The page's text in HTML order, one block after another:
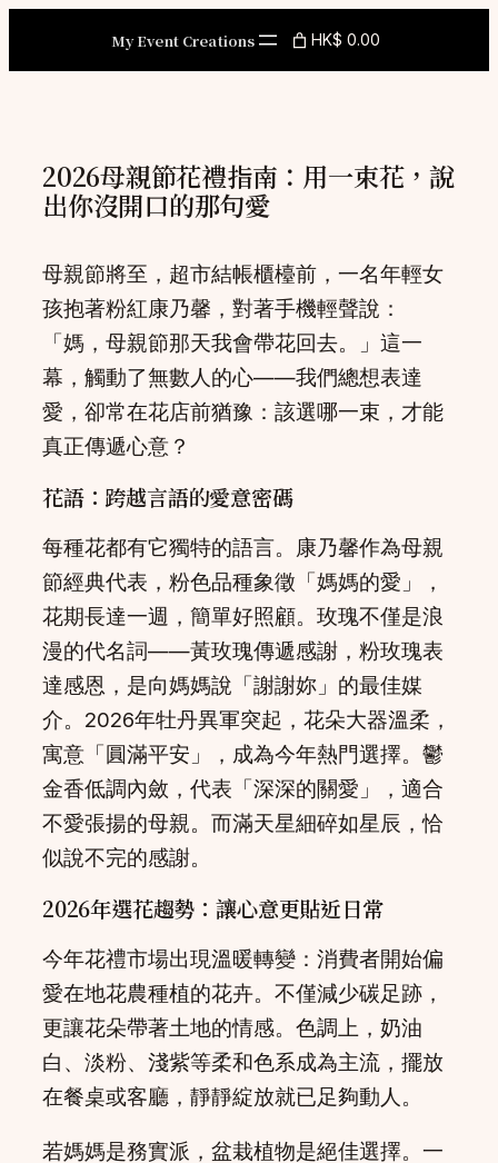
content
My Event Creations HK$ 0.00
2026母親節花禮指南：用一束花，說
出你沒開口的那句愛
母親節將至，超市結帳櫃檯前，一名年輕女
孩抱著粉紅康乃馨，對著手機輕聲說：
「媽，母親節那天我會帶花回去。」這一
幕，觸動了無數人的心——我們總想表達
愛，卻常在花店前猶豫：該選哪一束，才能
真正傳遞心意？
花語：跨越言語的愛意密碼
每種花都有它獨特的語言。康乃馨作為母親
節經典代表，粉色品種象徵「媽媽的愛」，
花期長達一週，簡單好照顧。玫瑰不僅是浪
漫的代名詞——黃玫瑰傳遞感謝，粉玫瑰表
達感恩，是向媽媽說「謝謝妳」的最佳媒
介。2026年牡丹異軍突起，花朵大器溫柔，
寓意「圓滿平安」，成為今年熱門選擇。鬱
金香低調內斂，代表「深深的關愛」，適合
不愛張揚的母親。而滿天星細碎如星辰，恰
似說不完的感謝。
2026年選花趨勢：讓心意更貼近日常
今年花禮市場出現溫暖轉變：消費者開始偏
愛在地花農種植的花卉。不僅減少碳足跡，
更讓花朵帶著土地的情感。色調上，奶油
白、淡粉、淺紫等柔和色系成為主流，擺放
在餐桌或客廳，靜靜綻放就已足夠動人。
若媽媽是務實派，盆栽植物是絕佳選擇。一